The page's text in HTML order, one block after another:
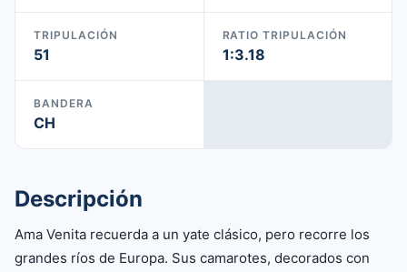
TRIPULACIÓN
51
RATIO TRIPULACIÓN
1:3.18
BANDERA
CH
Descripción
Ama Venita recuerda a un yate clásico, pero recorre los
grandes ríos de Europa. Sus camarotes, decorados con